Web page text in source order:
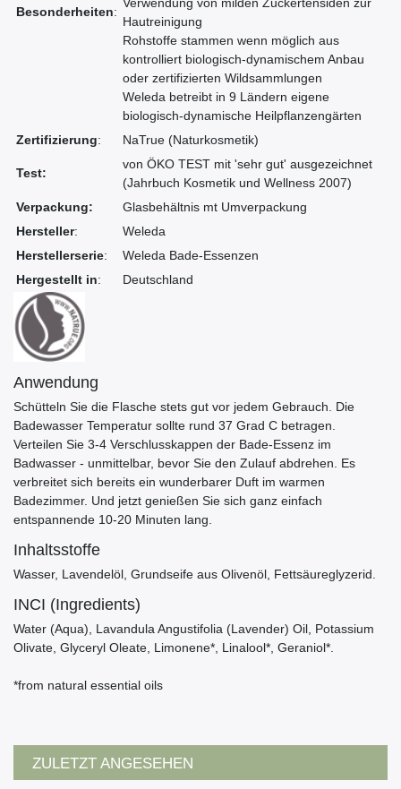
Besonderheiten:
Verwendung von milden Zuckertensiden zur
Hautreinigung
Rohstoffe stammen wenn möglich aus
kontrolliert biologisch-dynamischem Anbau
oder zertifizierten Wildsammlungen
Weleda betreibt in 9 Ländern eigene
biologisch-dynamische Heilpflanzengärten
Zertifizierung: NaTrue (Naturkosmetik)
Test:
von ÖKO TEST mit 'sehr gut' ausgezeichnet
(Jahrbuch Kosmetik und Wellness 2007)
Verpackung:
Glasbehältnis mt Umverpackung
Hersteller:
Weleda
Herstellerserie:
Weleda Bade-Essenzen
Hergestellt in: Deutschland
Anwendung
Schütteln Sie die Flasche stets gut vor jedem Gebrauch. Die
Badewasser Temperatur sollte rund 37 Grad C betragen.
Verteilen Sie 3-4 Verschlusskappen der Bade-Essenz im
Badwasser - unmittelbar, bevor Sie den Zulauf abdrehen. Es
verbreitet sich bereits ein wunderbarer Duft im warmen
Badezimmer. Und jetzt genießen Sie sich ganz einfach
entspannende 10-20 Minuten lang.
Inhaltsstoffe
Wasser, Lavendelöl, Grundseife aus Olivenöl, Fettsäureglyzerid.
INCI (Ingredients)
Water (Aqua), Lavandula Angustifolia (Lavender) Oil, Potassium
Olivate, Glyceryl Oleate, Limonene*, Linalool*, Geraniol*.
*from natural essential oils
ZULETZT ANGESEHEN